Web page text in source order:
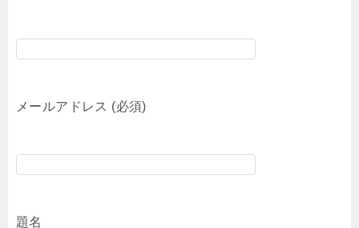
メールアドレス (必須)
題名